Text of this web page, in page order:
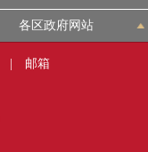
各区政府网站
邮箱